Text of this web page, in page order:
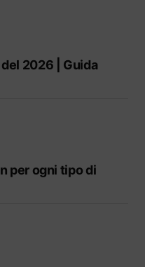
2026 | Guida
per ogni tipo di